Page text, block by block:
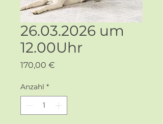
26.03.2026 um
12.00Uhr
170,00 €
Anzahl *